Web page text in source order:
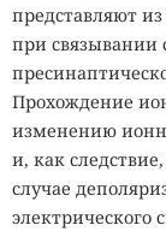
представляют
при связывании
Прохождение
изменению
и, как
случае
электрического